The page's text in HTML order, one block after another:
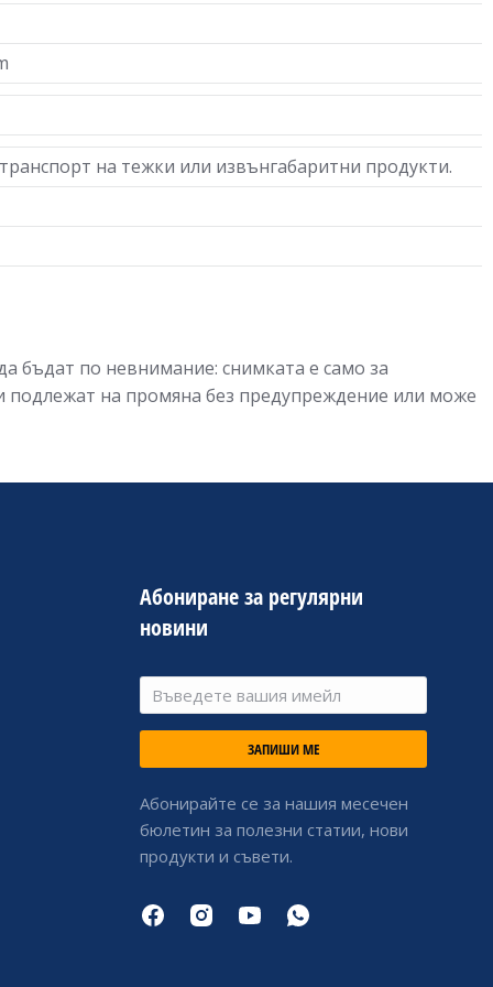
на тежки или извънгабаритни продукти.
бъдат по невнимание: снимката е само за
на промяна без предупреждение или може
Абониране за регулярни
новини
ЗАПИШИ МЕ
Абонирайте се за нашия месечен
бюлетин за полезни статии, нови
продукти и съвети.